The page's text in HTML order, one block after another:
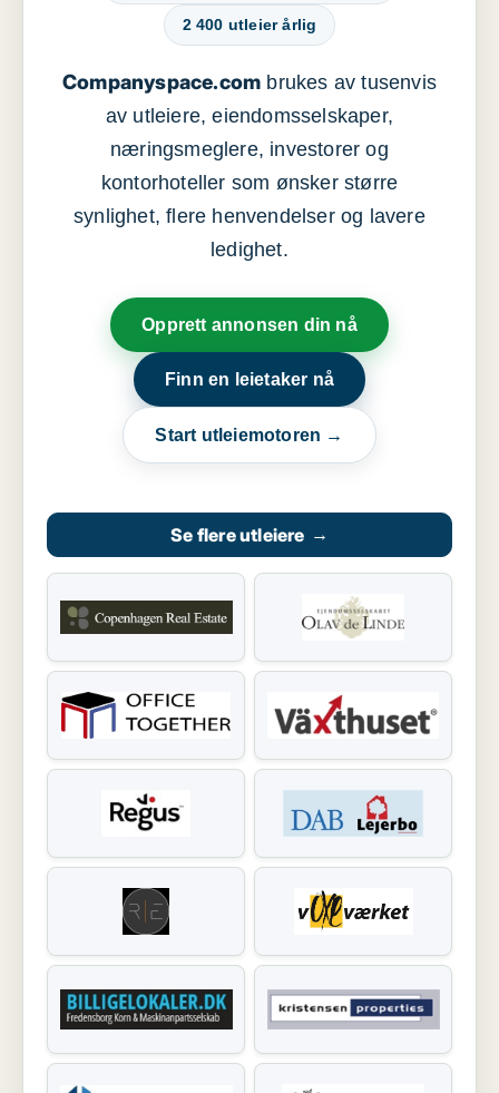
2 400 utleier årlig
Companyspace.com brukes av tusenvis
av utleiere, eiendomsselskaper,
næringsmeglere, investorer og
kontorhoteller som ønsker større
synlighet, flere henvendelser og lavere
ledighet.
Opprett annonsen din nå
Finn en leietaker nå
Start utleiemotoren →
Se flere utleiere →